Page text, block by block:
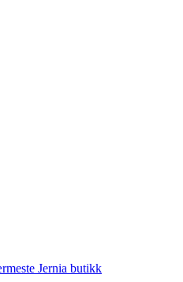
Jernia butikk